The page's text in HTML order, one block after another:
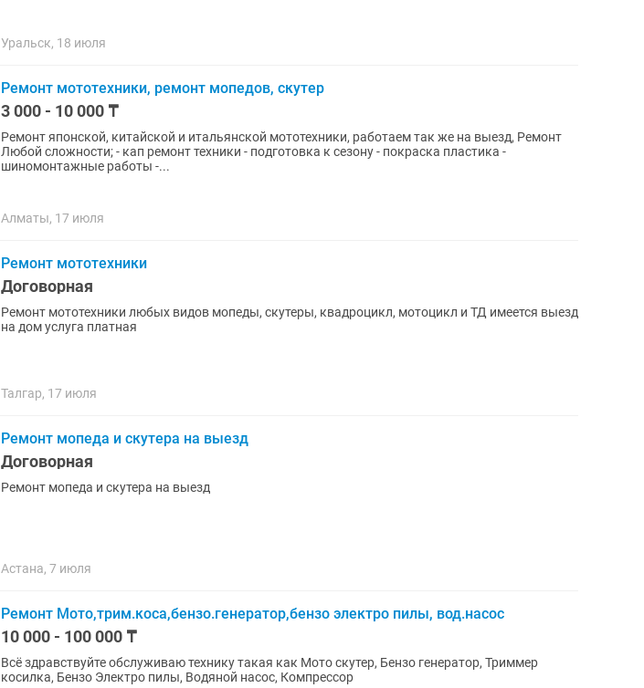
Уральск, 18 июля
Ремонт мототехники, ремонт мопедов, скутер
3 000 - 10 000 ₸
Ремонт японской, китайской и итальянской мототехники, работаем так же на выезд, Ремонт
Любой сложности; - кап ремонт техники - подготовка к сезону - покраска пластика -
шиномонтажные работы -...
Алматы, 17 июля
Ремонт мототехники
Договорная
Ремонт мототехники любых видов мопеды, скутеры, квадроцикл, мотоцикл и ТД имеется выезд
на дом услуга платная
Талгар, 17 июля
Ремонт мопеда и скутера на выезд
Договорная
Ремонт мопеда и скутера на выезд
Астана, 7 июля
Ремонт Мото,трим.коса,бензо.генератор,бензо электро пилы, вод.насос
10 000 - 100 000 ₸
Всё здравствуйте обслуживаю технику такая как Мото скутер, Бензо генератор, Триммер
косилка, Бензо Электро пилы, Водяной насос, Компрессор